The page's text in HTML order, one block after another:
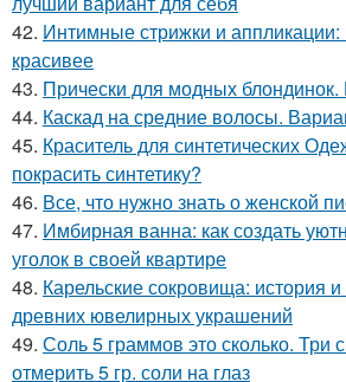
42. Интимные стрижки и аппликации:
красивее
43. Прически для модных
44. Каскад на средние волосы.
45. Краситель для синтетических
покрасить синтетику?
46. Все, что нужно знать о женской
47. Имбирная ванна: как создать
уголок в своей квартире
48. Карельские сокровища: история
древних ювелирных украшений
49. Соль 5 граммов это сколько. Три
отмерить 5 гр. соли на глаз